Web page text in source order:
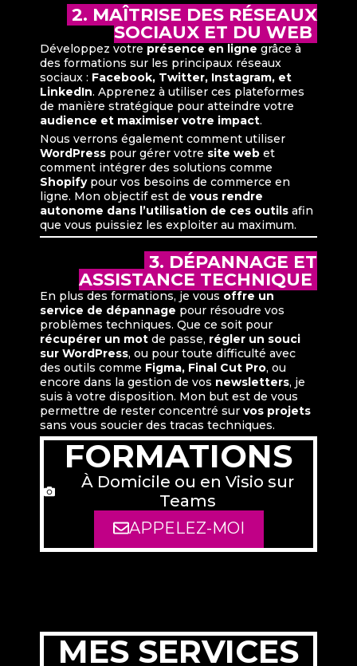
FORMATIONS
À Domicile ou en Visio sur
Teams
APPELEZ-MOI
2. MAÎTRISE DES RÉSEAUX
SOCIAUX ET DU WEB
Développez votre présence en ligne grâce à
des formations sur les principaux réseaux
sociaux : Facebook, Twitter, Instagram, et
LinkedIn. Apprenez à utiliser ces plateformes
de manière stratégique pour atteindre votre
audience et maximiser votre impact.
Nous verrons également comment utiliser
WordPress pour gérer votre site web et
comment intégrer des solutions comme
Shopifypour vos besoins de commerce en
ligne. Mon objectif est de vous rendre
autonome dans l’utilisation de ces outils afin
que vous puissiez les exploiter au maximum.
3. DÉPANNAGE ET
ASSISTANCE TECHNIQUE
En plus des formations, je vous offre un
service de dépannage pour résoudre vos
problèmes techniques. Que ce soit pour
récupérer un mot de passe, régler un souci
sur WordPress, ou pour toute difficulté avec
des outils comme Figma, Final Cut Pro, ou
encore dans la gestion de vos newsletters, je
suis à votre disposition. Mon but est de vous
permettre de rester concentré sur vos projets
sans vous soucier des tracas techniques.
MES SERVICES